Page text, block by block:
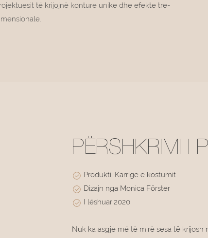
të krijojnë konture unike dhe efekte tre-
PËRSHKRIMI I
Produkti: Karrige e kostumit
Dizajn nga Monica Förster
I lëshuar:2020
Nuk ka asgjë më të mirë sesa të